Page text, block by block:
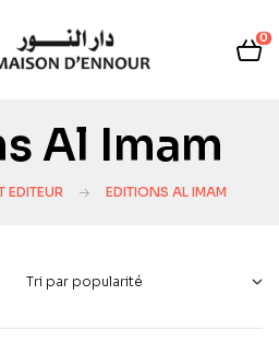
0
Al Imam
EDITEUR EDITIONS AL IMAM